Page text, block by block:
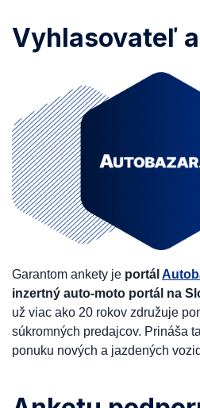
Vyhlasovateľ
Garantom ankety je portál
inzertný auto-moto portál na
už viac ako 20 rokov združuje
súkromných predajcov. Prináša
ponuku nových a jazdených